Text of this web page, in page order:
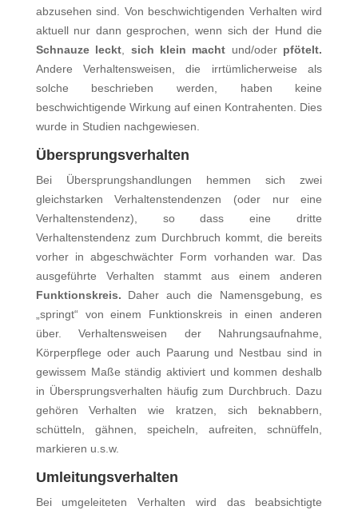
abzusehen sind. Von beschwichtigenden Verhalten wird
aktuell nur dann gesprochen, wenn sich der Hund die
Schnauze leckt
sich klein macht und/oder pfötelt.
Andere Verhaltensweisen, die irrtümlicherweise als
solche beschrieben werden, haben keine
beschwichtigende Wirkung auf einen Kontrahenten. Dies
wurde in Studien nachgewiesen.
Übersprungsverhalten
Bei Übersprungshandlungen hemmen sich zwei
gleichstarken Verhaltenstendenzen (oder nur eine
Verhaltenstendenz), so dass eine dritte
Verhaltenstendenz zum Durchbruch kommt, die bereits
vorher in abgeschwächter Form vorhanden war. Das
ausgeführte Verhalten stammt aus einem anderen
Funktionskreis. Daher auch die Namensgebung, es
„springt“ von einem Funktionskreis in einen anderen
über. Verhaltensweisen der Nahrungsaufnahme,
Körperpflege oder auch Paarung und Nestbau sind in
gewissem Maße ständig aktiviert und kommen deshalb
in Übersprungsverhalten häufig zum Durchbruch. Dazu
gehören Verhalten wie kratzen, sich beknabbern,
schütteln, gähnen, speicheln, aufreiten, schnüffeln,
markieren u.s.w.
Umleitungsverhalten
Bei umgeleiteten Verhalten wird das beabsichtigte